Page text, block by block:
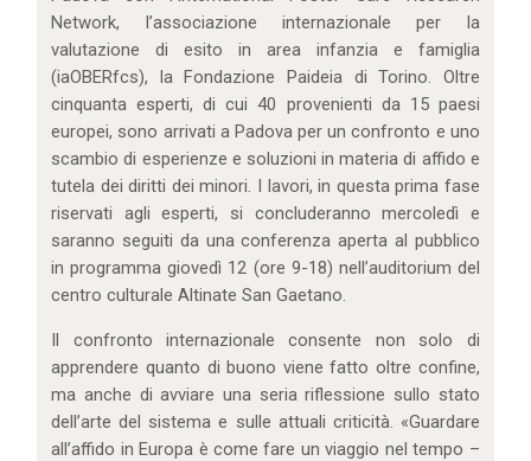
Network, l’associazione internazionale per la
valutazione di esito in area infanzia e famiglia
(iaOBERfcs), la Fondazione Paideia di Torino. Oltre
cinquanta esperti, di cui 40 provenienti da 15 paesi
europei, sono arrivati a Padova per un confronto e uno
scambio di esperienze e soluzioni in materia di affido e
tutela dei diritti dei minori. I lavori, in questa prima fase
riservati agli esperti, si concluderanno mercoledì e
saranno seguiti da una conferenza aperta al pubblico
in programma giovedì 12 (ore 9-18) nell’auditorium del
centro culturale Altinate San Gaetano.
Il confronto internazionale consente non solo di
apprendere quanto di buono viene fatto oltre confine,
ma anche di avviare una seria riflessione sullo stato
dell’arte del sistema e sulle attuali criticità. «Guardare
all’affido in Europa è come fare un viaggio nel tempo –